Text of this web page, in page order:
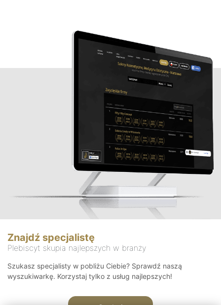
Znajdź specjalistę
Plebiscyt skupia najlepszych w branży
Szukasz specjalisty w pobliżu Ciebie? Sprawdź naszą
wyszukiwarkę. Korzystaj tylko z usług najlepszych!